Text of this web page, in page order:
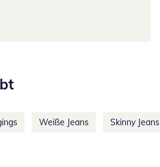
Weiße Jeans Skinny Jeans